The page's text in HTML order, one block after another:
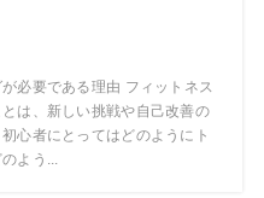
必要である理由 フィットネス
は、新しい挑戦や自己改善の
心者にとってはどのようにト
よう...